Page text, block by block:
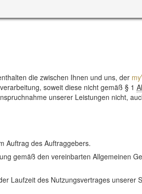
die zwischen Ihnen und uns, der
soweit diese nicht gemäß § 1
unserer Leistungen nicht,
Auftrag des Auftraggebers.
gemäß den vereinbarten Allgemeinen
Laufzeit des Nutzungsvertrages unserer